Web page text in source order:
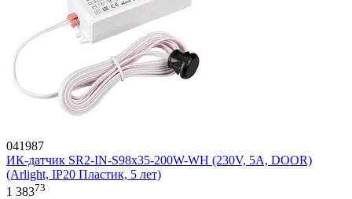
041987
ИК-датчик SR2-IN-S98x35-200W-WH (230V, 5A, DOOR)
(Arlight, IP20 Пластик, 5 лет)
1 38373